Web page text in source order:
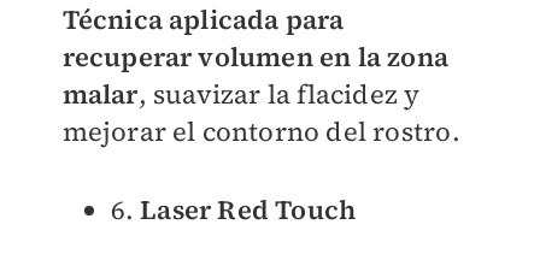
Técnica aplicada para
recuperar volumen en la zona
malar, suavizar la flacidez y
mejorar el contorno del rostro.
6.Laser Red Touch